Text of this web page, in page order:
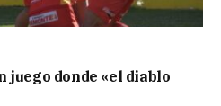
juego donde «el diablo